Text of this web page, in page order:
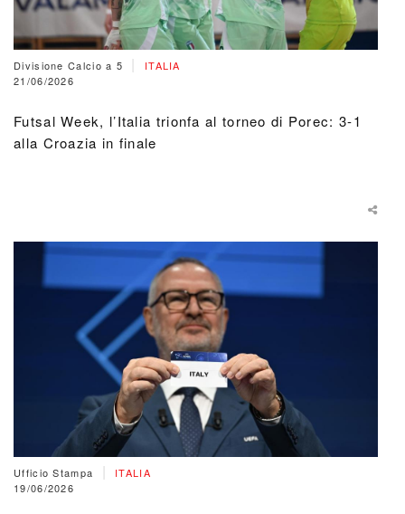
Divisione Calcio a 5
ITALIA
21/06/2026
Futsal Week, l’Italia trionfa al torneo di Porec: 3-1
alla Croazia in finale
Ufficio Stampa
ITALIA
19/06/2026